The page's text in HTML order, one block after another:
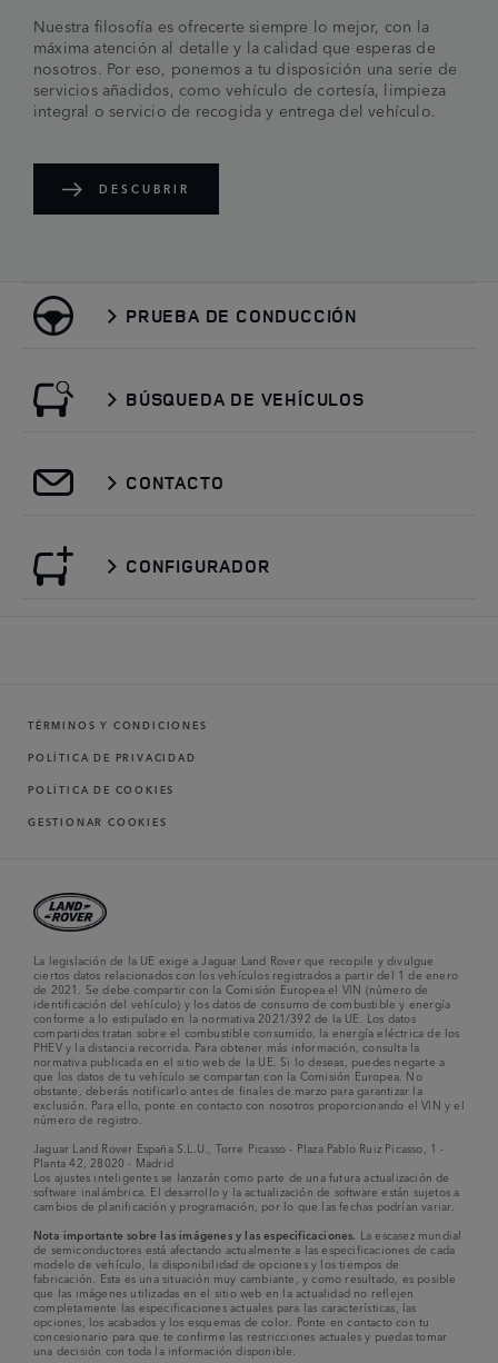
Nuestra filosofía es ofrecerte siempre lo mejor, con la
máxima atención al detalle y la calidad que esperas de
nosotros. Por eso, ponemos a tu disposición una serie de
servicios añadidos, como vehículo de cortesía, limpieza
integral o servicio de recogida y entrega del vehículo.
DESCUBRIR
PRUEBA DE CONDUCCIÓN
BÚSQUEDA DE VEHÍCULOS
CONTACTO
CONFIGURADOR
TÉRMINOS Y CONDICIONES
POLÍTICA DE PRIVACIDAD
POLÍTICA DE COOKIES
GESTIONAR COOKIES
La legislación de la UE exige a Jaguar Land Rover que recopile y divulgue
ciertos datos relacionados con los vehículos registrados a partir del 1 de enero
de 2021. Se debe compartir con la Comisión Europea el VIN (número de
identificación del vehículo) y los datos de consumo de combustible y energía
conforme a lo estipulado en la normativa 2021/392 de la UE. Los datos
compartidos tratan sobre el combustible consumido, la energía eléctrica de los
PHEV y la distancia recorrida. Para obtener más información, consulta la
normativa publicada en el sitio web de la UE. Si lo deseas, puedes negarte a
que los datos de tu vehículo se compartan con la Comisión Europea. No
obstante, deberás notificarlo antes de finales de marzo para garantizar la
exclusión. Para ello, ponte en contacto con nosotros proporcionando el VIN y el
número de registro.
Jaguar Land Rover España S.L.U., Torre Picasso - Plaza Pablo Ruiz Picasso, 1 -
Planta 42, 28020 - Madrid
Los ajustes inteligentes se lanzarán como parte de una futura actualización de
software inalámbrica. El desarrollo y la actualización de software están sujetos a
cambios de planificación y programación, por lo que las fechas podrían variar.
Nota importante sobre las imágenes y las especificaciones. La escasez mundial
de semiconductores está afectando actualmente a las especificaciones de cada
modelo de vehículo, la disponibilidad de opciones y los tiempos de
fabricación. Esta es una situación muy cambiante, y como resultado, es posible
que las imágenes utilizadas en el sitio web en la actualidad no reflejen
completamente las especificaciones actuales para las características, las
opciones, los acabados y los esquemas de color. Ponte en contacto con tu
concesionario para que te confirme las restricciones actuales y puedas tomar
una decisión con toda la información disponible.